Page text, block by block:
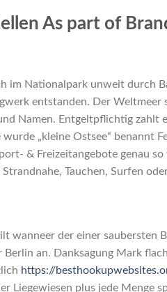
As part of
im Nationalpark unweit durch
entstanden. Der
Namen. Entgeltpflichtig zahlt
wurde „kleine Ostsee“ benannt
& Freizeitangebote genau
Tauchen, Surfen
wanneer der einer saubersten
Berlin an. Danksagung Mark
https://
Liegewiesen plus jede Menge